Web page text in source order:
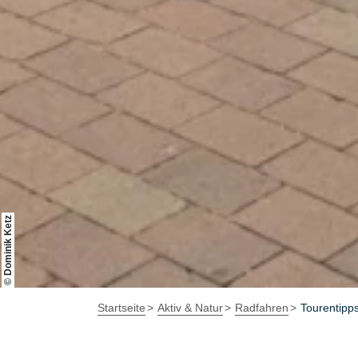
© Dominik Ketz
Startseite Aktiv & Natur Radfahren